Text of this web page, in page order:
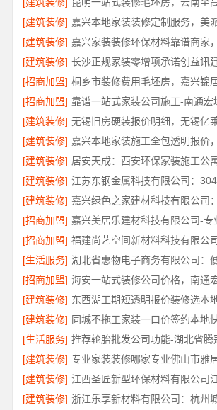
[建筑装修] 嘉兴本地家装装修定制服务，美
[建筑装修] 嘉兴家装装修环保材料靠谱商家
[建筑装修] 长沙正规家装零增项承诺创益讯
[招商加盟]
[招商加盟]
[建筑装修] 无锡旧房硬装报价明细，无锡亿
[建筑装修]
[建筑装修] 居安天成：西安环保家装施工公
[建筑装修]
[建筑装修]
[招商加盟]
[招商加盟]
[生活服务]
[招商加盟]
[建筑装修]
[建筑装修]
[生活服务]
[建筑装修]
[建筑装修]
[建筑装修]